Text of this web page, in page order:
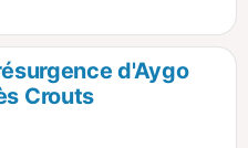
Bigorre. La diversité des
jamais le randonneur
d'Aygo
Crouts